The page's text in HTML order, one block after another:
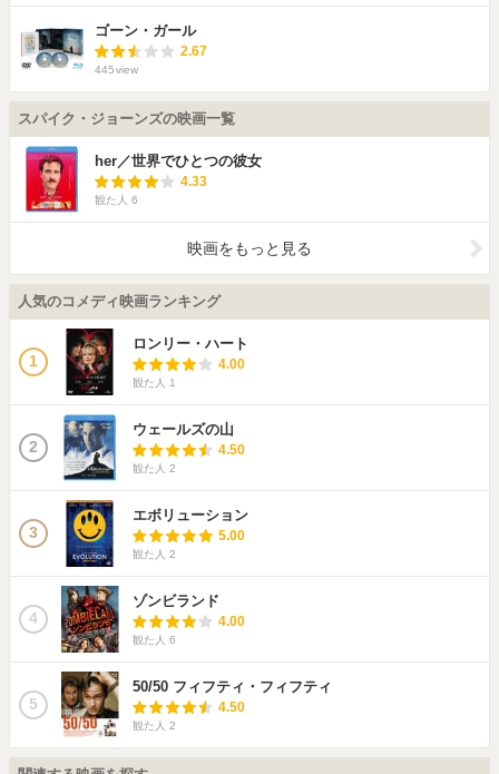
ゴーン・ガール
2.67
445view
スパイク・ジョーンズの映画一覧
her／世界でひとつの彼女
4.33
観た人 6
映画をもっと見る
人気のコメディ映画ランキング
1
ロンリー・ハート
4.00
観た人 1
2
ウェールズの山
4.50
観た人 2
3
エボリューション
5.00
観た人 2
4
ゾンビランド
4.00
観た人 6
5
50/50 フィフティ・フィフティ
4.50
観た人 2